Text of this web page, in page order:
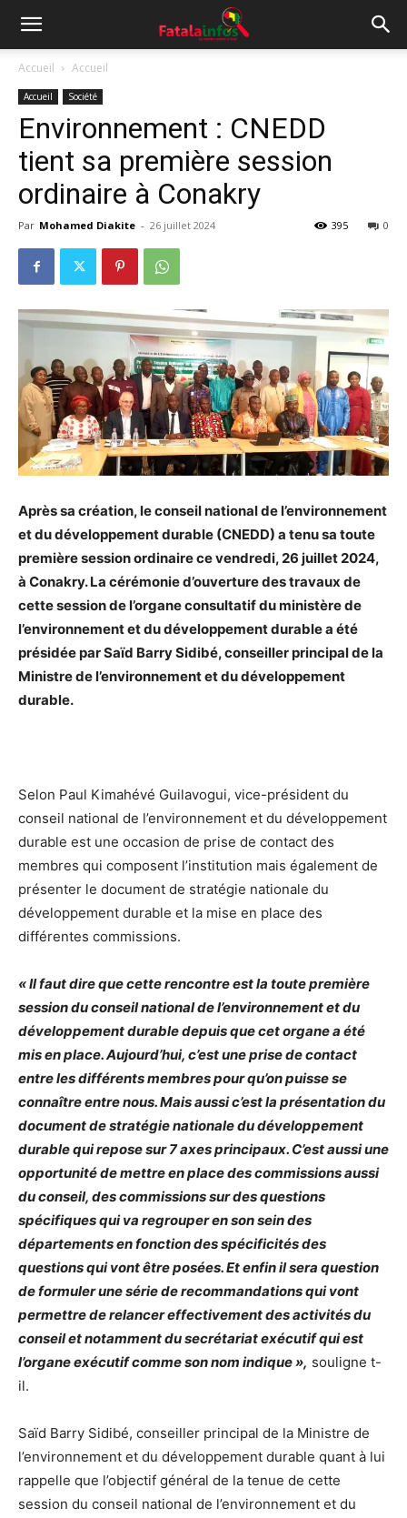
Accueil Accueil
Accueil Société
Environnement : CNEDD
tient sa première session
ordinaire à Conakry
Par Mohamed Diakite - 26 juillet 2024 0
395
Après sa création, le conseil national de l’environnement
et du développement durable (CNEDD) a tenu sa toute
première session ordinaire ce vendredi, 26 juillet 2024,
à Conakry. La cérémonie d’ouverture des travaux de
cette session de l’organe consultatif du ministère de
l’environnement et du développement durable a été
présidée par Saïd Barry Sidibé, conseiller principal de la
Ministre de l’environnement et du développement
durable.
Selon Paul Kimahévé Guilavogui, vice-président du
conseil national de l’environnement et du développement
durable est une occasion de prise de contact des
membres qui composent l’institution mais également de
présenter le document de stratégie nationale du
développement durable et la mise en place des
différentes commissions.
« Il faut dire que cette rencontre est la toute première
session du conseil national de l’environnement et du
développement durable depuis que cet organe a été
mis en place. Aujourd’hui, c’est une prise de contact
entre les différents membres pour qu’on puisse se
connaître entre nous. Mais aussi c’est la présentation du
document de stratégie nationale du développement
durable qui repose sur 7 axes principaux. C’est aussi une
opportunité de mettre en place des commissions aussi
du conseil, des commissions sur des questions
spécifiques qui va regrouper en son sein des
départements en fonction des spécificités des
questions qui vont être posées. Et enfin il sera question
de formuler une série de recommandations qui vont
permettre de relancer effectivement des activités du
conseil et notamment du secrétariat exécutif qui est
l’organe exécutif comme son nom indique », souligne t-
il.
Saïd Barry Sidibé, conseiller principal de la Ministre de
l’environnement et du développement durable quant à lui
rappelle que l’objectif général de la tenue de cette
session du conseil national de l’environnement et du